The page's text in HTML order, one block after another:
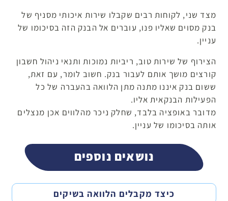
מצד שני, לקוחות רבים שקבלו שירות איכותי מסניף של
בנק מסוים שאליו פנו, עוברים אל הבנק הזה בסיכומו של
עניין.
הצירוף של שירות טוב, ריביות נמוכות ותנאי ניהול חשבון
קורצים מושך אותם לעבור בנק. חשוב לומר, עם זאת,
ששום בנק איננו מתנה מתן הלוואה בהעברה של כל
הפעילות הבנקאית אליו.
מדובר באופציה בלבד, שחלק ניכר מהלווים אכן מנצלים
אותה בסיכומו של עניין.
נושאים נוספים
כיצד מקבלים הלוואה בשיקים